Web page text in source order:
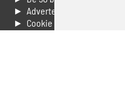
► Adverteren op Jouwradio
► Cookie voorkeuren wijzigen